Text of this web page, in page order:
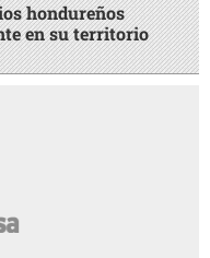
hondureños
en su territorio